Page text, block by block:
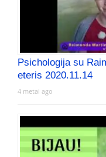
Psichologija su
eteris 2020.11.14
4 metai ago